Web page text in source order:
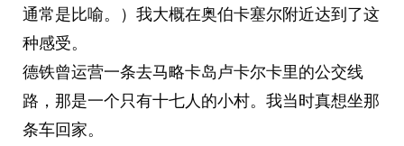
通常是比喻。）我大概在奥伯卡塞尔附近达到了这
种感受。
德铁曾运营一条去马略卡岛卢卡尔卡里的公交线
路，那是一个只有十七人的小村。我当时真想坐那
条车回家。